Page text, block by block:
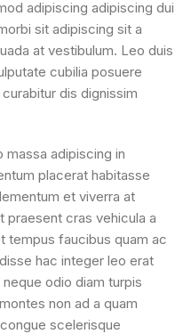
adipiscing adipiscing dui
sit adipiscing sit a
at vestibulum. Leo duis
cubilia posuere
dis dignissim
massa adipiscing in
placerat habitasse
et viverra at
praesent cras vehicula a
tempus faucibus quam ac
hac integer leo erat
odio diam turpis
non ad a quam
scelerisque